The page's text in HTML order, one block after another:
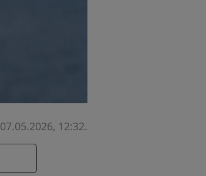
07.05.2026, 12:32.